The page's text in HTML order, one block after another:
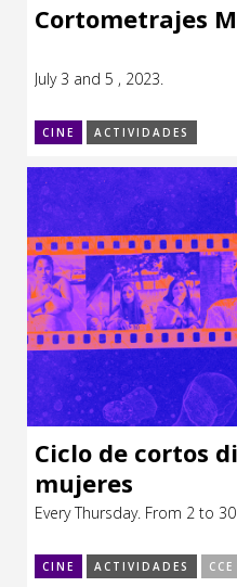
Cortometrajes
July 3 and 5 , 2023.
CINE ACTIVIDADES
Ciclo de cortos
mujeres
Every Thursday. From 2 to
CINE ACTIVIDADES